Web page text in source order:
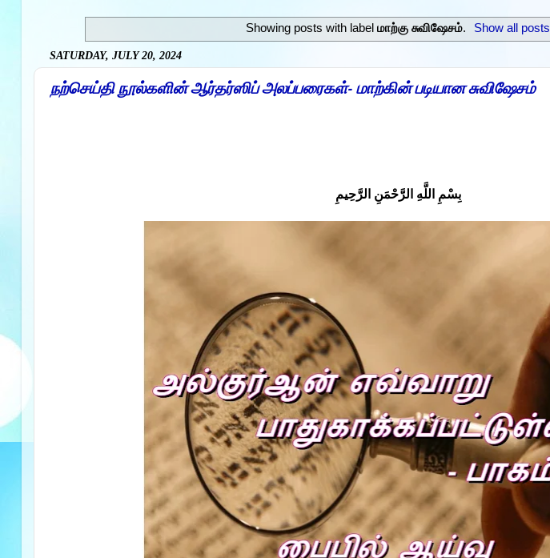
Showing posts with labelமாற்கு சுவிஷேசம். Show all posts
SATURDAY, JULY 20, 2024
நற்செய்தி நூல்களின் ஆர்தர்ஸிப் அலப்பரைகள்- மாற்கின் படியான சுவிஷேசம்
بِسْمِ اللَّهِ الرَّحْمَنِ الرَّحِيمِ